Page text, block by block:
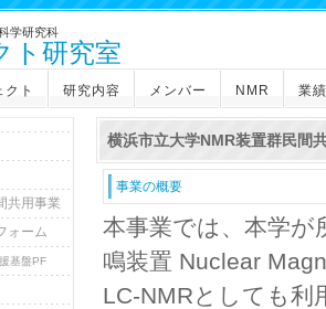
学研究科
ト研究室
クト 研究内容 メンバー NMR 業績
共用事業
ォーム
基盤PF
横浜市立大学NMR装置群民間
事業の概要
本事業では、本学が
鳴装置 Nuclear
LC-NMRとしても利